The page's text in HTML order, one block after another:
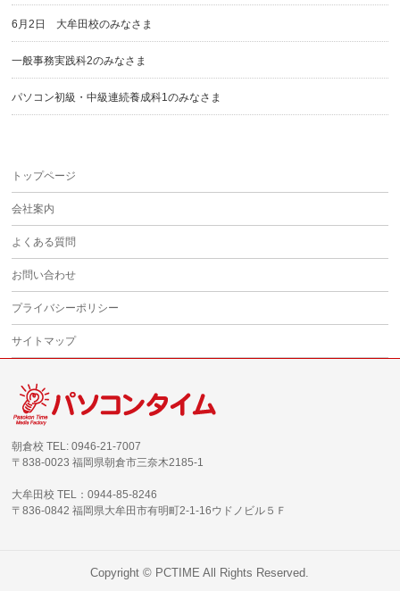
6月2日 大牟田校のみなさま
一般事務実践科2のみなさま
パソコン初級・中級連続養成科1のみなさま
トップページ
会社案内
よくある質問
お問い合わせ
プライバシーポリシー
サイトマップ
朝倉校 TEL: 0946-21-7007
〒838-0023 福岡県朝倉市三奈木2185-1
大牟田校 TEL：0944-85-8246
〒836-0842 福岡県大牟田市有明町2-1-16ウドノビル５Ｆ
Copyright © PCTIME All Rights Reserved.